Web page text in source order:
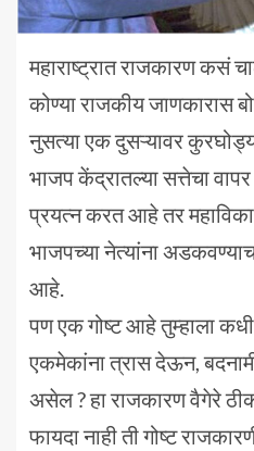
महाराष्ट्रात राजकारण कसं
कोण्या राजकीय जाणकारास
नुसत्या एक दुसऱ्यावर
भाजप केंद्रातल्या सत्तेचा
प्रयत्न करत आहे तर
भाजपच्या नेत्यांना
आहे.
पण एक गोष्ट आहे तुम्हाला
एकमेकांना त्रास देऊन,
असेल ? हा राजकारण वैगेरे
फायदा नाही ती गोष्ट